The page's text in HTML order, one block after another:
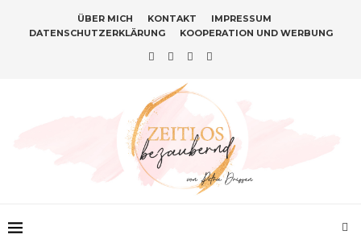
ÜBER MICH KONTAKT
IMPRESSUM
DATENSCHUTZERKLÄRUNG
KOOPERATION UND WERBUNG